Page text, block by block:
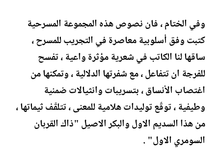
وفي الختام ، فان نصوص هذه المجموعة المسرحية
كتبت وفق أسلوبية معاصرة في التجريب للمسرح ،
ساقها لنا الكاتب في شعرية مؤثرة واعية ، تفسح
للفرجة ان تتفاعل ، مع شفرتها الدلالية ، وتمكنها من
اغتصاب الأنساق ، بتسريبات وانثيالات ضمنية
وطيفية ، توقّع توليدات هلامية للمعنى ، تتلقّف ثيماتها ،
من هذا السديم الاول والبكر الاصيل "ذاك القربان
السومري الاول" .